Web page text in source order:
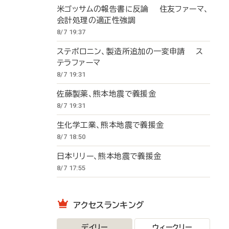
米ゴッサムの報告書に反論 住友ファーマ、
会計処理の適正性強調
8/7 19:37
ステボロニン、製造所追加の一変申請 ス
テラファーマ
8/7 19:31
佐藤製薬、熊本地震で義援金
8/7 19:31
生化学工業、熊本地震で義援金
8/7 18:50
日本リリー、熊本地震で義援金
8/7 17:55
アクセスランキング
デイリー ウィークリー